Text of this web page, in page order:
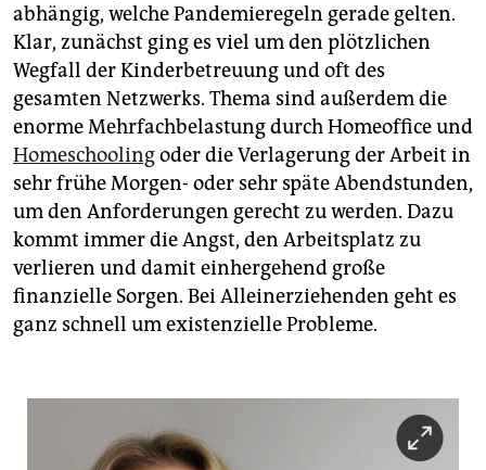
abhängig, welche Pandemieregeln gerade gelten.
Klar, zunächst ging es viel um den plötzlichen
Wegfall der Kinderbetreuung und oft des
gesamten Netzwerks. Thema sind außerdem die
enorme Mehrfachbelastung durch Homeoffice und
Homeschoolingoder die Verlagerung der Arbeit in
sehr frühe Morgen- oder sehr späte Abendstunden,
um den Anforderungen gerecht zu werden. Dazu
kommt immer die Angst, den Arbeitsplatz zu
verlieren und damit einhergehend große
finanzielle Sorgen. Bei Alleinerziehenden geht es
ganz schnell um existenzielle Probleme.